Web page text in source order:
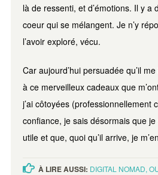
là de ressenti, et d’émotions. Il y a
coeur qui se mélangent. Je n’y
l’avoir exploré, vécu.
Car aujourd’hui persuadée qu’il
à ce merveilleux cadeaux que
j’ai côtoyées (professionnellement
confiance, je sais désormais que
utile et que, quoi qu’il arrive, je
À LIRE AUSSI: DIGITAL NOMAD,